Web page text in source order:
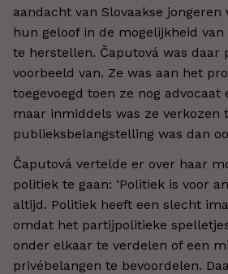
aandacht van Slovaakse
hun geloof in de mogelijkheid
te herstellen. Čaputová was daar
voorbeeld van. Ze was aan het
toegevoegd toen ze nog advocaat
maar inmiddels was ze verkozen
publieksbelangstelling was dan
Čaputová vertelde er over haar
politiek te gaan: ‘Politiek is voor
altijd. Politiek heeft een slecht
omdat het partijpolitieke
onder elkaar te verdelen of een
privébelangen te bevoordelen.